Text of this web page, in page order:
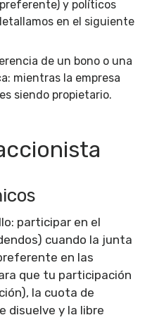
y políticos
en el siguiente
de un bono o una
mientras la empresa
siendo propietario.
participar en el
cuando la junta
en las
que tu participación
la cuota de
disuelve y la libre